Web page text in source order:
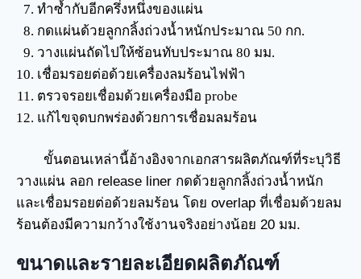
ทำซ้ำกับอีกครึ่งหนึ่งของแผ่น
กดแผ่นด้วยลูกกลิ้งถ่วงน้ำหนักประมาณ 50 กก.
วางแผ่นถัดไปให้ซ้อนทับประมาณ 80 มม.
เชื่อมรอยต่อด้วยเครื่องลมร้อนไฟฟ้า
ตรวจรอยเชื่อมด้วยเครื่องมือ probe
แก้ไขจุดบกพร่องด้วยการเชื่อมลมร้อน
ขั้นตอนเหล่านี้อ้างอิงจากเอกสารผลิตภัณฑ์ที่ระบุวิธี
วางแผ่น ลอก release liner กดด้วยลูกกลิ้งถ่วงน้ำหนัก
และเชื่อมรอยต่อด้วยลมร้อน โดย overlap ที่เชื่อมด้วยลม
ร้อนต้องมีความกว้างใช้งานจริงอย่างน้อย 20 มม.
ขนาดและรายละเอียดผลิตภัณฑ์